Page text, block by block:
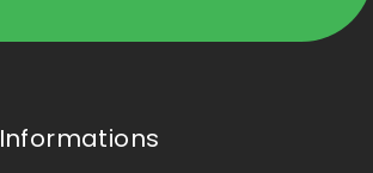
Informations